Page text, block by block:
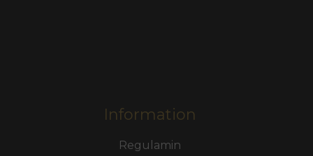
Information
Regulamin